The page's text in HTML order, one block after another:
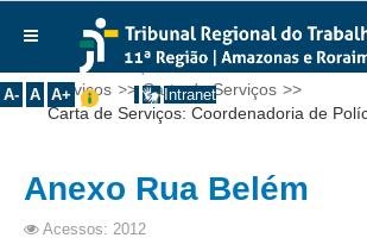
English
Português Español
A- A A+ Intranet
Institucional
Corregedoria
Você está aqui:Início >> Contato >>
Serviços >> Carta de Serviços >>
Carta de Serviços: Coordenadoria de
Anexo Rua Belém
Acessos: 2012